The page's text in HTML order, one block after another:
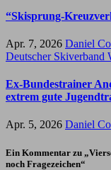
“Skisprung-
Apr. 7, 2026 Daniel
Deutscher Skiverband
Ex-Bundestrainer
extrem gute
Apr. 5, 2026 Daniel
Ein Kommentar zu
noch Fragezeichen“